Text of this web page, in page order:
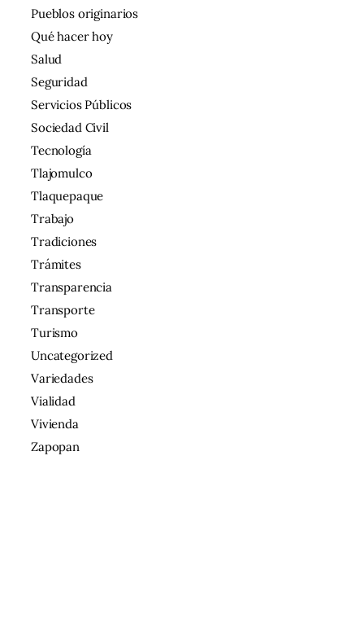
Pueblos originarios
Qué hacer hoy
Salud
Seguridad
Servicios Públicos
Sociedad Civil
Tecnología
Tlajomulco
Tlaquepaque
Trabajo
Tradiciones
Trámites
Transparencia
Transporte
Turismo
Uncategorized
Variedades
Vialidad
Vivienda
Zapopan